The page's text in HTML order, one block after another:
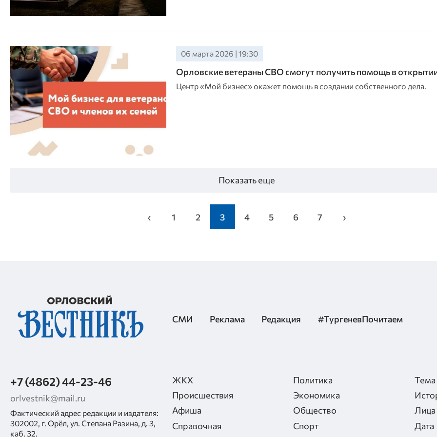
06 марта 2026 | 19:30
Орловские ветераны СВО смогут получить помощь в
Центр «Мой бизнес» окажет помощь в создании собственного дела.
Показать еще
‹ 1 2 3 4 5 6 7 ›
СМИ Реклама Редакция #ТургеневПочитаем
+7 (4862) 44-23-46
orlvestnik@mail.ru
Фактический адрес редакции и издателя:
302002, г. Орёл, ул. Степана Разина, д. 3,
каб. 32.
ЖКХ
Происшествия
Афиша
Справочная
Политика
Экономика
Общество
Спорт
Тема
Лица
Дата